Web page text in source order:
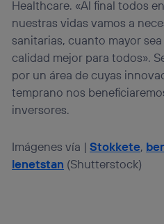
Healthcare. «Al final todos
nuestras vidas vamos a
sanitarias, cuanto mayor
calidad mejor para todos».
por un área de cuyas
temprano nos
inversores.
Imágenes vía |Stokkete,
lenetstan (Shutterstock)